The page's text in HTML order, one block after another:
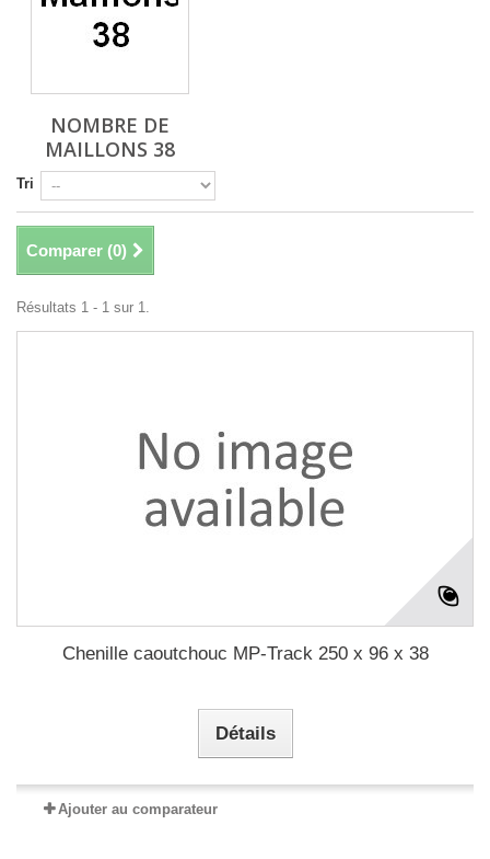
NOMBRE DE
MAILLONS 38
Tri
Comparer (0)
Résultats 1 - 1 sur 1.
Chenille caoutchouc MP-Track 250 x 96 x 38
Détails
Ajouter au comparateur